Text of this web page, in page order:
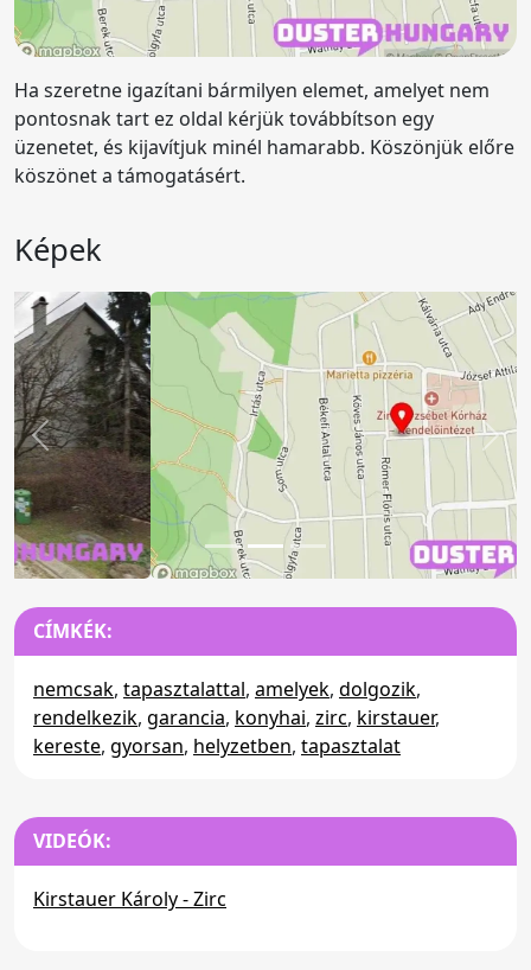
Ha szeretne igazítani bármilyen elemet, amelyet nem
pontosnak tart ez oldal kérjük továbbítson egy
üzenetet, és kijavítjuk minél hamarabb. Köszönjük előre
köszönet a támogatásért.
Képek
Előző
CÍMKÉK:
nemcsak, tapasztalattal, amelyek, dolgozik,
rendelkezik, garancia, konyhai, zirc, kirstauer,
kereste, gyorsan, helyzetben, tapasztalat
VIDEÓK:
Kirstauer Károly - Zirc